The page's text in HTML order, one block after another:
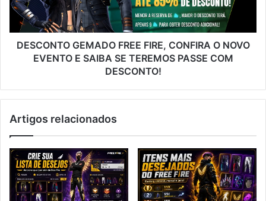
NOVO
EVENTO
E
SAIBA
COM
DESCONTO GEMADO FREE FIRE, CONFIRA O NOVO
EVENTO E SAIBA SE TEREMOS PASSE COM
DESCONTO!
Artigos relacionados